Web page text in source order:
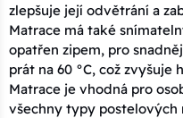
zlepšuje její odvětrání a
Matrace má také
opatřen zipem, pro
prát na 60 °C, což
Matrace je vhodná pro
všechny typy postelových